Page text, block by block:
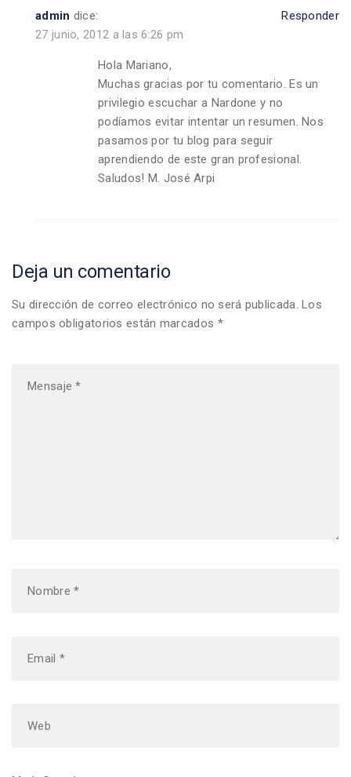
admin dice:
27 junio, 2012 a las 6:26 pm
Hola Mariano,
Muchas gracias por tu comentario. Es un
privilegio escuchar a Nardone y no
podíamos evitar intentar un resumen. Nos
pasamos por tu blog para seguir
aprendiendo de este gran profesional.
Saludos! M. José Arpi
Responder
Deja un comentario
Su dirección de correo electrónico no será publicada. Los
campos obligatorios están marcados *